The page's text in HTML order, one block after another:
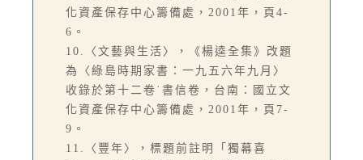
化資產保存中心籌備處，2001年，頁4-
6。
10.〈文藝與生活〉，《楊逵全集》改題
為〈綠島時期家書：一九五六年九月〉
收錄於第十二卷˙書信卷，台南：國立文
化資產保存中心籌備處，2001年，頁7-
9。
11.〈豐年〉，標題前註明「獨幕喜